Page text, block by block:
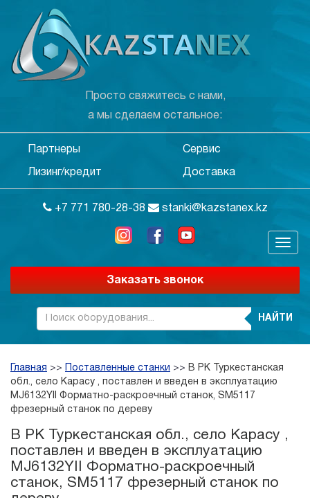
Просто свяжитесь с нами,
а мы сделаем остальное:
Партнеры Сервис
Лизинг/кредит Доставка
+7 771 780-28-38 stanki@kazstanex.kz
Заказать звонок
НАЙТИ
Главная >> Поставленные станки >> В РК Туркестанская
обл., село Карасу , поставлен и введен в эксплуатацию
MJ6132YII Форматно-раскроечный станок, SM5117
фрезерный станок по дереву
В РК Туркестанская обл., село Карасу ,
поставлен и введен в эксплуатацию
MJ6132YII Форматно-раскроечный
станок, SM5117 фрезерный станок по